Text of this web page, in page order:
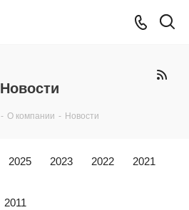
Новости
- О компании - Новости
2025 2023 2022 2021
2011